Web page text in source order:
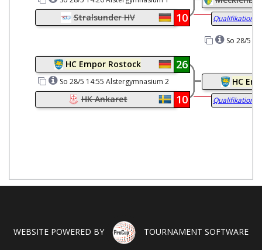
Stralsunder HV 10
HC Empor Rostock 26
So 28/5 14:55 Alstergymnasium 2
HK Ankaret 10
So 28/5
HC
WEBSITE POWERED BY TOURNAMENT SOFTWARE